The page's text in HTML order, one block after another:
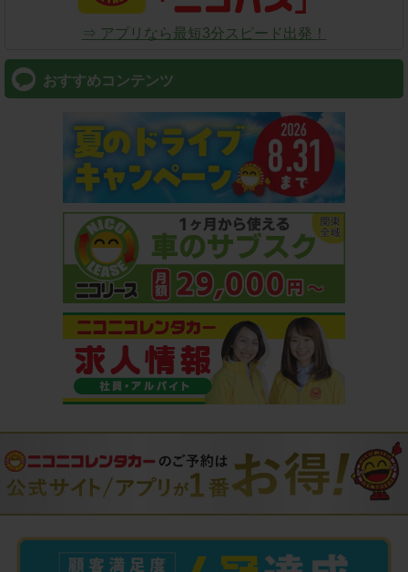
⇒ アプリなら最短3分スピード出発！
おすすめコンテンツ